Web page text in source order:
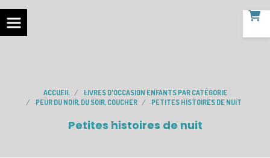
ACCUEIL
LIVRES D'OCCASION ENFANTS PAR CATÉGORIE
PEUR DU NOIR, DU SOIR, COUCHER
PETITES HISTOIRES DE NUIT
Petites histoires de nuit